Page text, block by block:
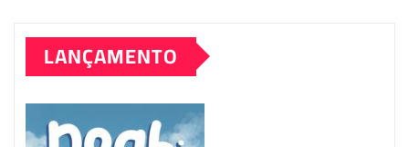
LANÇAMENTO